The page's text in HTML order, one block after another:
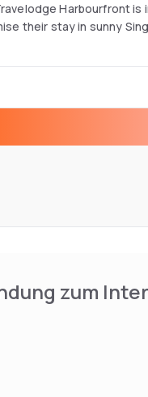
Harbourfront
their stay in sunny
Singapore, the 5th most
Travelodge brand.
zum